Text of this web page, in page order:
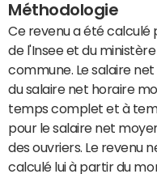
Méthodologie
Ce revenu a été calculé
de l'Insee et du
commune. Le salaire
du salaire net horaire
temps complet et à
pour le salaire net
des ouvriers. Le revenu
calculé lui à partir du